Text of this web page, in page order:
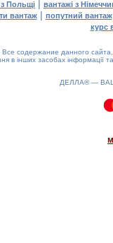
з Польщі | вантажі з
вантаж| попутний вантаж
курс
содержание данного
в інших засобах інформації
ДЕЛЛА® —